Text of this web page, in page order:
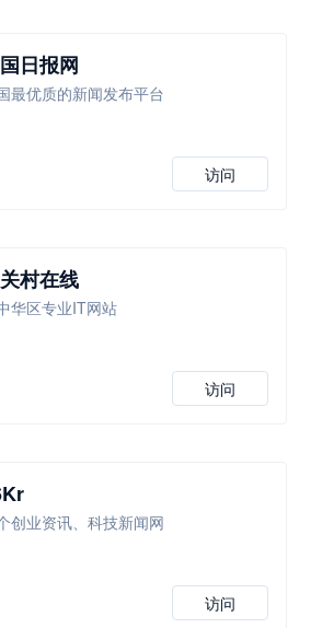
日报网
最优质的新闻发布平台
访问
村在线
华区专业IT网站
访问
创业资讯、科技新闻网
访问